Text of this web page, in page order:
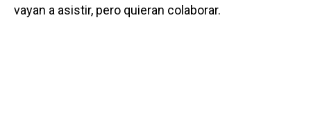
vayan a asistir, pero quieran colaborar.